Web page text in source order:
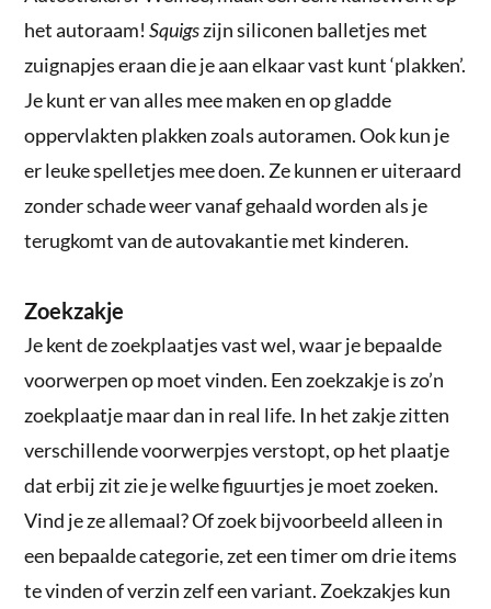
het autoraam!Squigszijn siliconen balletjes met
zuignapjes eraan die je aan elkaar vast kunt ‘plakken’.
Je kunt er van alles mee maken en op gladde
oppervlakten plakken zoals autoramen. Ook kun je
er leuke spelletjes mee doen. Ze kunnen er uiteraard
zonder schade weer vanaf gehaald worden als je
terugkomt van de autovakantie met kinderen.
Zoekzakje
Je kent de zoekplaatjes vast wel, waar je bepaalde
voorwerpen op moet vinden. Een zoekzakje is zo’n
zoekplaatje maar dan in real life. In het zakje zitten
verschillende voorwerpjes verstopt, op het plaatje
dat erbij zit zie je welke figuurtjes je moet zoeken.
Vind je ze allemaal? Of zoek bijvoorbeeld alleen in
een bepaalde categorie, zet een timer om drie items
te vinden of verzin zelf een variant. Zoekzakjes kun